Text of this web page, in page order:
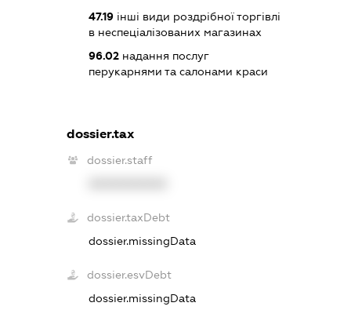
47.19інші види роздрібної торгівлі
в неспеціалізованих магазинах
96.02надання послуг
перукарнями та салонами краси
dossier.tax
dossier.staff
dossier.taxDebt
dossier.missingData
dossier.esvDebt
dossier.missingData